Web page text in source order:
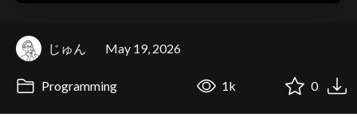
じゅん May 19, 2026
Programming 1k 0